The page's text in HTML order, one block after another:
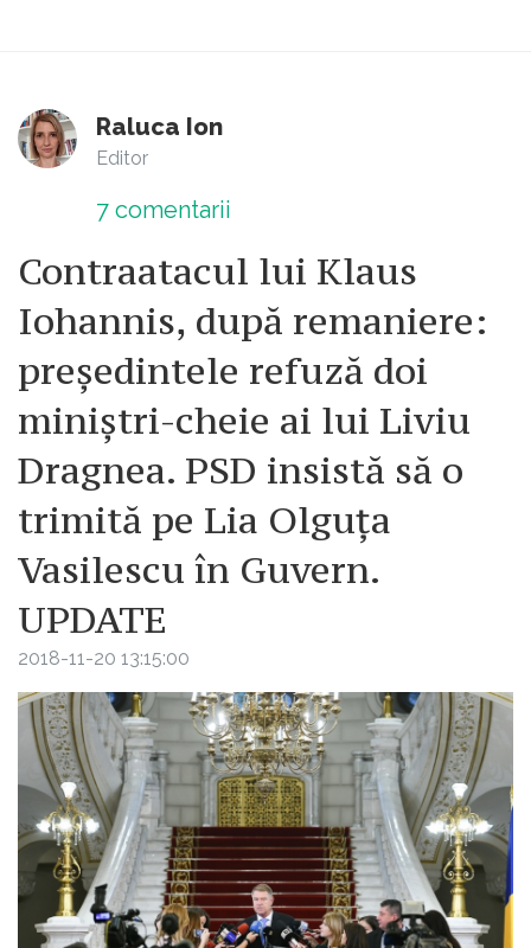
Raluca Ion
Editor
7 comentarii
Contraatacul lui Klaus
Iohannis, după remaniere:
președintele refuză doi
miniștri-cheie ai lui Liviu
Dragnea. PSD insistă să o
trimită pe Lia Olguța
Vasilescu în Guvern.
UPDATE
2018-11-20 13:15:00